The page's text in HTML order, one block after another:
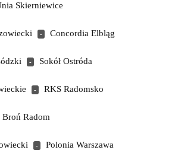
Skierniewice
- Concordia Elbląg
- Sokół Ostróda
- RKS Radomsko
Broń Radom
- Polonia Warszawa